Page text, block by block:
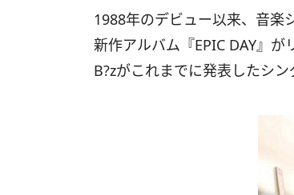
1988年のデビュー以来、音楽
新作アルバム『EPIC DAY』
B?zがこれまでに発表したシ